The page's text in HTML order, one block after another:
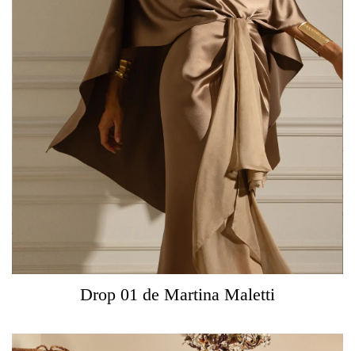
Drop 01 de Martina Maletti